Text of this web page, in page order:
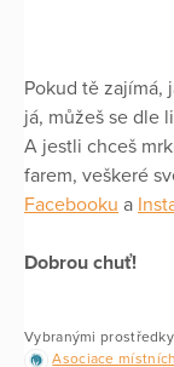
Pokud tě zajímá,
já, můžeš se dle
A jestli chceš
farem, veškeré
Facebooku a
Dobrou chuť!
Vybranými
Asociace